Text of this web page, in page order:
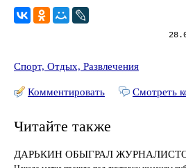
Спорт, Отдых, Развлечения
Комментировать Смотреть
Читайте также
ДАРЬКИН ОБЫГРАЛ